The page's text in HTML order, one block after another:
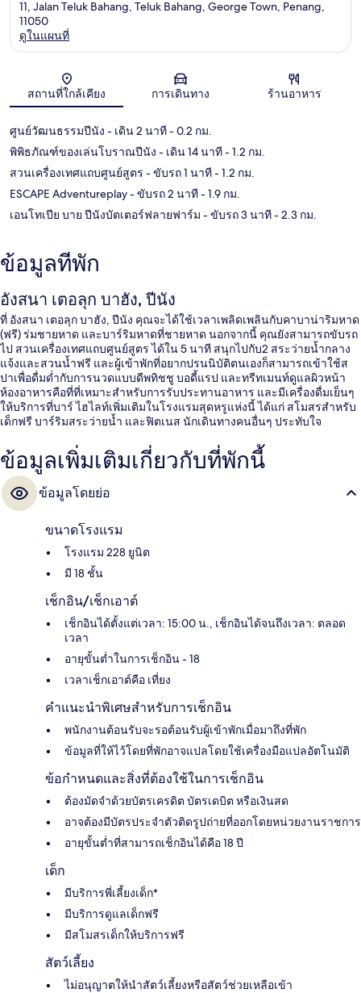
แผนที่
11, Jalan Teluk Bahang, Teluk Bahang, George Town, Penang,
11050
ดูในแผนที่
สถานที่ใกล้เคียง การเดินทาง ร้านอาหาร
ศูนย์วัฒนธรรมปีนัง - เดิน 2 นาที- 0.2 กม.
พิพิธภัณฑ์ของเล่นโบราณปีนัง - เดิน 14 นาที- 1.2 กม.
สวนเครื่องเทศแถบศูนย์สูตร - ขับรถ 1 นาที- 1.2 กม.
ESCAPE Adventureplay- ขับรถ 2 นาที- 1.9 กม.
เอนโทเปีย บาย ปีนังบัตเตอร์ฟลายฟาร์ม - ขับรถ 3 นาที- 2.3 กม.
ข้อมูลที่พัก
อังสนา เตอลุก บาฮัง, ปีนัง
ที่ อังสนา เตอลุก บาฮัง, ปีนัง คุณจะได้ใช้เวลาเพลิดเพลินกับคาบาน่าริมหาด
(ฟรี) ร่มชายหาด และบาร์ริมหาดที่ชายหาด นอกจากนี้ คุณยังสามารถขับรถ
ไป สวนเครื่องเทศแถบศูนย์สูตร ได้ใน 5 นาที สนุกไปกับ2 สระว่ายน้ำกลาง
แจ้งและสวนน้ำฟรี และผู้เข้าพักที่อยากปรนนิบัติตนเองก็สามารถเข้าใช้ส
ปาเพื่อดื่มด่ำกับการนวดแบบดีพทิชชู บอดี้แรป และทรีทเมนท์ดูแลผิวหน้า
ห้องอาหารคือที่ที่เหมาะสำหรับการรับประทานอาหาร และมีเครื่องดื่มเย็นๆ
ให้บริการที่บาร์ ไฮไลท์เพิ่มเติมในโรงแรมสุดหรูแห่งนี้ ได้แก่ สโมสรสำหรับ
เด็กฟรี บาร์ริมสระว่ายน้ำ และฟิตเนส นักเดินทางคนอื่นๆ ประทับใจ
ข้อมูลเพิ่มเติมเกี่ยวกับที่พักนี้
ข้อมูลโดยย่อ
ขนาดโรงแรม
โรงแรม 228 ยูนิต
มี 18 ชั้น
เช็กอิน/เช็กเอาต์
เช็กอินได้ตั้งแต่เวลา: 15:00 น., เช็กอินได้จนถึงเวลา: ตลอด
เวลา
อายุขั้นต่ำในการเช็กอิน - 18
เวลาเช็กเอาต์คือ เที่ยง
คำแนะนำพิเศษสำหรับการเช็กอิน
พนักงานต้อนรับจะรอต้อนรับผู้เข้าพักเมื่อมาถึงที่พัก
ข้อมูลที่ให้ไว้โดยที่พักอาจแปลโดยใช้เครื่องมือแปลอัตโนมัติ
ข้อกำหนดและสิ่งที่ต้องใช้ในการเช็กอิน
ต้องมัดจำด้วยบัตรเครดิต บัตรเดบิต หรือเงินสด
อาจต้องมีบัตรประจำตัวติดรูปถ่ายที่ออกโดยหน่วยงานราชการ
อายุขั้นต่ำที่สามารถเช็กอินได้คือ 18 ปี
เด็ก
มีบริการพี่เลี้ยงเด็ก*
มีบริการดูแลเด็กฟรี
มีสโมสรเด็กให้บริการฟรี
สัตว์เลี้ยง
ไม่อนุญาตให้นำสัตว์เลี้ยงหรือสัตว์ช่วยเหลือเข้า